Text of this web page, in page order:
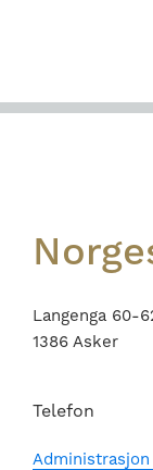
Footer
Langenga 60-
1386 Asker
Telefon